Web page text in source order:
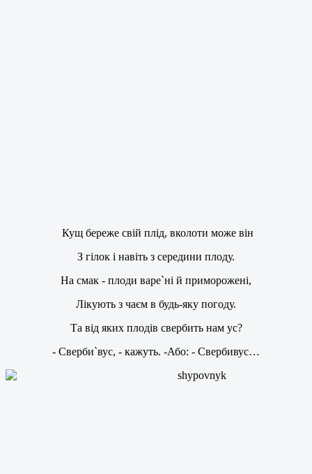
Кущ береже свій плід, вколоти може він
З гілок і навіть з середини плоду.
На смак - плоди варе`ні й приморожені,
Лікують з чаєм в будь-яку погоду.
Та від яких плодів свербить нам ус?
- Сверби`вус, - кажуть. -Або: - Свербивус…